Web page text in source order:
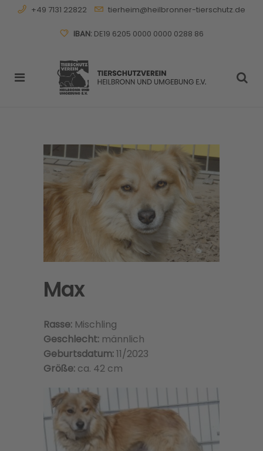
+49 7131 22822 tierheim@heilbronner-tierschutz.de
IBAN:DE19 6205 0000 0000 0288 86
Max
Rasse: Mischling
Geschlecht: männlich
Geburtsdatum:11/2023
Größe: ca. 42 cm